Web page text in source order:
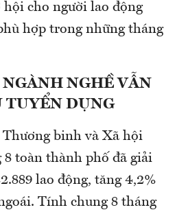
hội cho người lao động
hợp trong những tháng
NGHỀ VẪN
TUYỂN DỤNG
Thương binh và Xã hội
toàn thành phố đã giải
lao động, tăng 4,2%
Tính chung 8 tháng